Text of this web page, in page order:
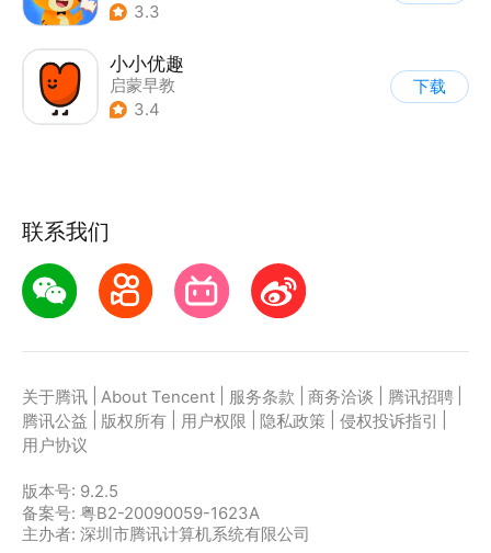
3.3
小小优趣
启蒙早教
3.4
下载
联系我们
关于腾讯 About Tencent 服务条款 商务洽谈 腾讯招聘
腾讯公益
版权所有 用户权限 隐私政策 侵权投诉指引
用户协议
版本号: 9.2.5
备案号: 粤B2-20090059-1623A
主办者: 深圳市腾讯计算机系统有限公司